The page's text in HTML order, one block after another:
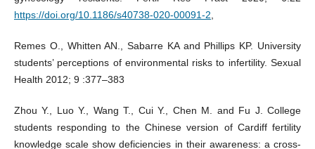
https://doi.org/10.1186/s40738-020-00091-2
Remes O., Whitten AN., Sabarre KA and Phillips KP. University
students’ perceptions of environmental risks to infertility. Sexual
Health 2012; 9 :377–383
Zhou Y., Luo Y., Wang T., Cui Y., Chen M. and Fu J. College
students responding to the Chinese version of Cardiff fertility
knowledge scale show deficiencies in their awareness: a cross-